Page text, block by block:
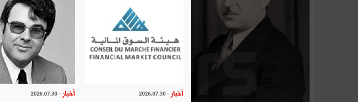
أخبار - 2026.07.30 أخبار - 2026.07.30